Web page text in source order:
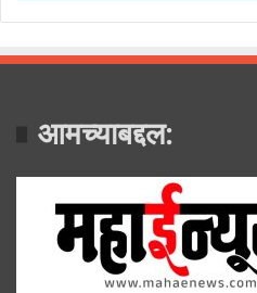
आमच्याबद्दल: